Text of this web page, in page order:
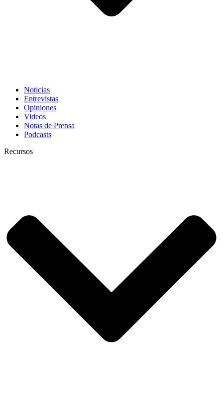
Noticias
Entrevistas
Opiniones
Videos
Notas de Prensa
Podcasts
Recursos